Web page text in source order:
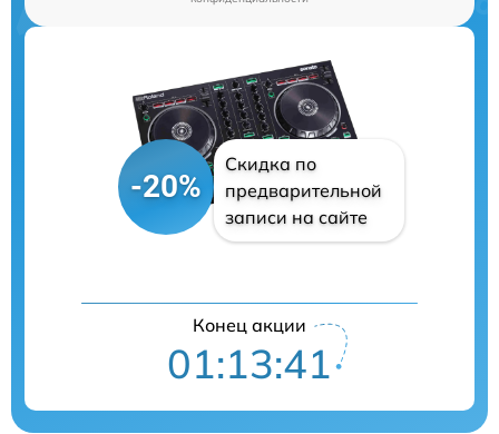
-20%
Скидка по
предварительной
записи на сайте
Конец акции
01:13:40